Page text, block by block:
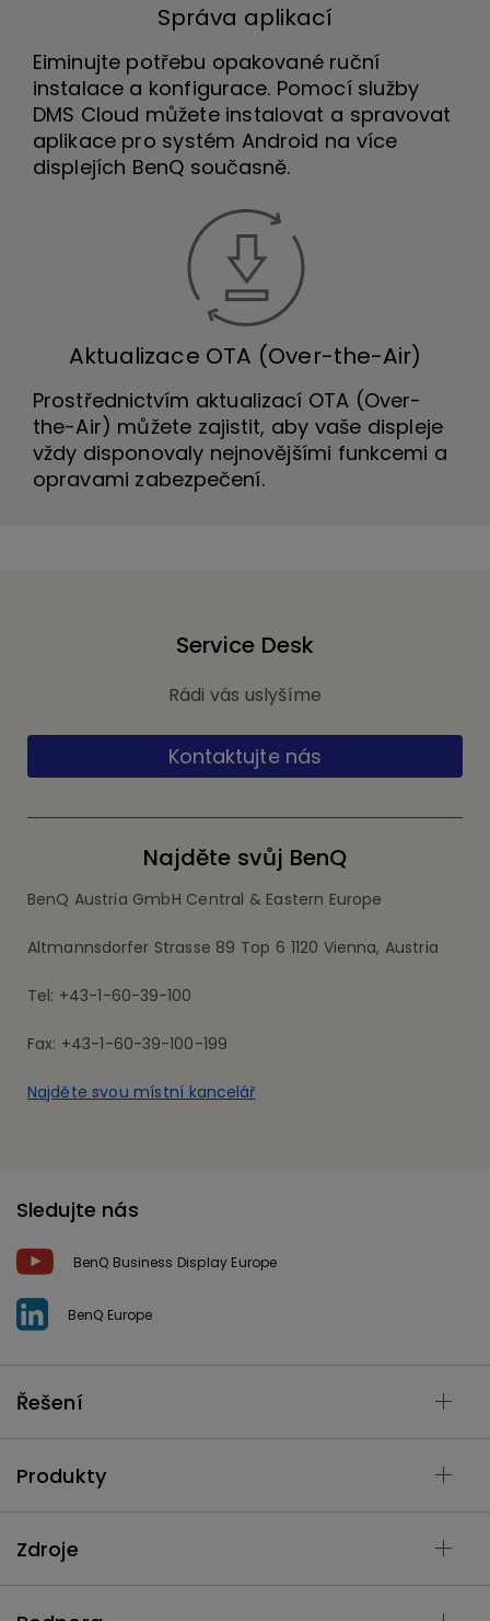
Správa aplikací
Eiminujte potřebu opakované ruční
instalace a konfigurace. Pomocí služby
DMS Cloud můžete instalovat a spravovat
aplikace pro systém Android na více
displejích BenQ současně.
Aktualizace OTA (Over-the-Air)
Prostřednictvím aktualizací OTA (Over-
the-Air) můžete zajistit, aby vaše displeje
vždy disponovaly nejnovějšími funkcemi a
opravami zabezpečení.
Service Desk
Rádi vás uslyšíme
Kontaktujte nás
Najděte svůj BenQ
BenQ Austria GmbH Central & Eastern Europe
Altmannsdorfer Strasse 89 Top 6 1120 Vienna, Austria
Tel: +43-1-60-39-100
Fax: +43-1-60-39-100-199
Najděte svou místní kancelář
Sledujte nás
BenQ Business Display Europe
BenQ Europe
Řešení
Produkty
Zdroje